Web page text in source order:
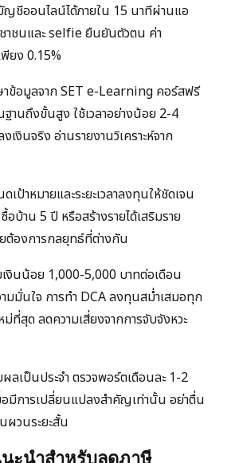
ญชีออนไลน์ได้ภายใน 15 นาทีผ่านแอ
าชนและ selfie ยืนยันตัวตน ค่า
ยง 0.15%
ข้อมูลจาก SET e-Learning คอร์สฟรี
านถึงขั้นสูง ใช้เวลาอย่างน้อย 2-4
งินจริง อ่านรายงานวิเคราะห์จาก
ป้าหมายและระยะเวลาลงทุนให้ชัดเจน
บ้าน 5 ปี หรือสร้างรายได้เสริมราย
ยต้องการกลยุทธ์ที่ต่างกัน
งินน้อย 1,000-5,000 บาทต่อเดือน
มมั่นใจ การทำ DCA ลงทุนสม่ำเสมอทุก
ม่ที่สุด ลดความเสี่ยงจากการจับจังหวะ
ลเป็นประจำ ตรวจพอร์ตเดือนละ 1-2
มีการเปลี่ยนแปลงสำคัญเท่านั้น อย่าตื่น
ผวนระยะสั้น
ะนำสำหรับลดภาษี